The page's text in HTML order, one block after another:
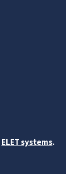
ELET systems.